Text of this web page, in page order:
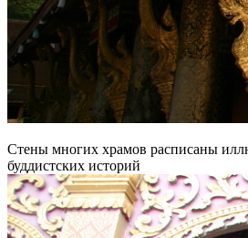
Стены многих храмов расписаны
буддистских историй